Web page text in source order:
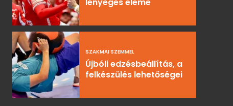
SZAKMAI SZEMMEL
Újbóli edzésbeállítás, a
felkészülés lehetőségei